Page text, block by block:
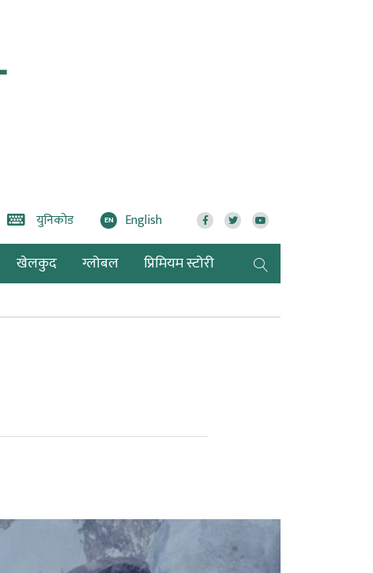
युनिकोड EN English
खेलकुद ग्लोबल प्रिमियम स्टोरी